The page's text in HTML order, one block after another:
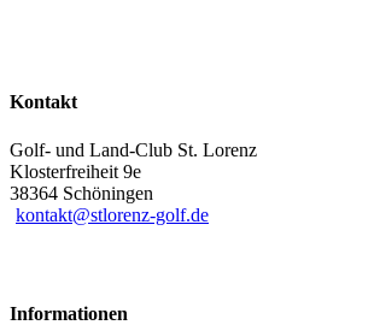
Kontakt
Golf- und Land-Club St. Lorenz
Klosterfreiheit 9e
38364 Schöningen
kontakt@stlorenz-golf.de
Informationen